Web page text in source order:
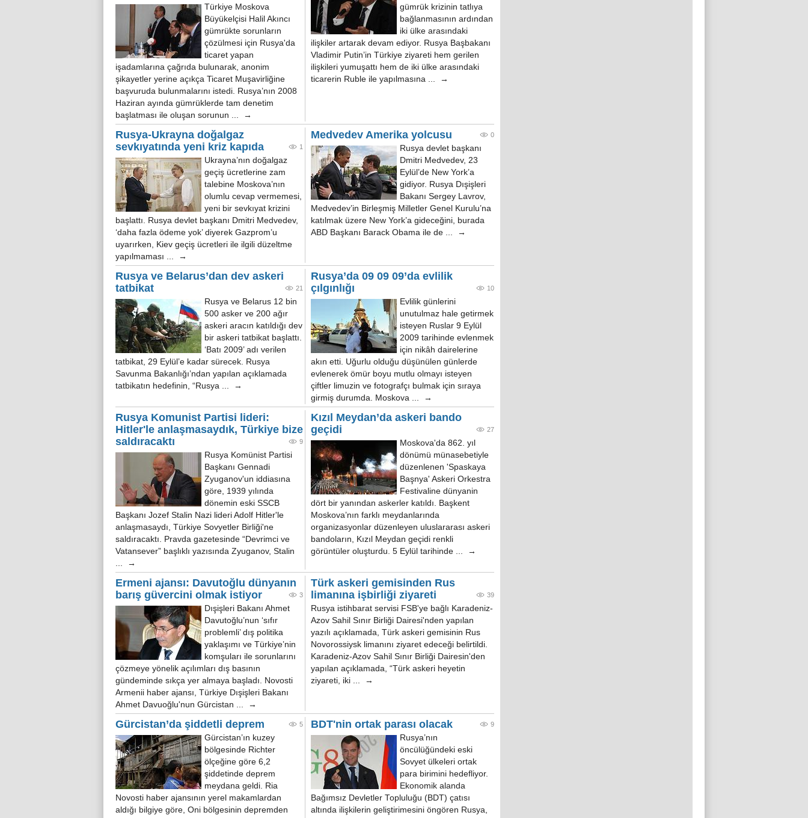
Türkiye Moskova
Büyükelçisi Halil Akıncı
gümrükte sorunların
çözülmesi için Rusya'da
ticaret yapan
işadamlarına çağrıda bulunarak, anonim
şikayetler yerine açıkça Ticaret Muşavirliğine
başvuruda bulunmalarını istedi. Rusya’nın 2008
Haziran ayında gümrüklerde tam denetim
başlatması ile oluşan sorunun ... →
gümrük krizinin tatlıya
bağlanmasının ardından
iki ülke arasındaki
ilişkiler artarak devam ediyor. Rusya Başbakanı
Vladimir Putin’in Türkiye ziyareti hem gerilen
ilişkileri yumuşattı hem de iki ülke arasındaki
ticarerin Ruble ile yapılmasına ... →
Rusya-Ukrayna doğalgaz
sevkıyatında yeni kriz kapıda
1
Ukrayna’nın doğalgaz
geçiş ücretlerine zam
talebine Moskova’nın
olumlu cevap vermemesi,
yeni bir sevkıyat krizini
başlattı. Rusya devlet başkanı Dmitri Medvedev,
‘daha fazla ödeme yok’ diyerek Gazprom’u
uyarırken, Kiev geçiş ücretleri ile ilgili düzeltme
yapılmaması ... →
Medvedev Amerika yolcusu 0
Rusya devlet başkanı
Dmitri Medvedev, 23
Eylül’de New York’a
gidiyor. Rusya Dışişleri
Bakanı Sergey Lavrov,
Medvedev’in Birleşmiş Milletler Genel Kurulu’na
katılmak üzere New York’a gideceğini, burada
ABD Başkanı Barack Obama ile de ... →
Rusya ve Belarus’dan dev askeri
tatbikat
21
Rusya ve Belarus 12 bin
500 asker ve 200 ağır
askeri aracın katıldığı dev
bir askeri tatbikat başlattı.
‘Batı 2009’ adı verilen
tatbikat, 29 Eylül’e kadar sürecek. Rusya
Savunma Bakanlığı’ndan yapılan açıklamada
tatbikatın hedefinin, “Rusya ... →
Rusya’da 09 09 09’da evlilik
çılgınlığı
10
Evlilik günlerini
unutulmaz hale getirmek
isteyen Ruslar 9 Eylül
2009 tarihinde evlenmek
için nikâh dairelerine
akın etti. Uğurlu olduğu düşünülen günlerde
evlenerek ömür boyu mutlu olmayı isteyen
çiftler limuzin ve fotografçı bulmak için sıraya
girmiş durumda. Moskova ... →
Rusya Komunist Partisi lideri:
Hitler'le anlaşmasaydık, Türkiye bize
saldıracaktı
9
Rusya Komünist Partisi
Başkanı Gennadi
Zyuganov'un iddiasına
göre, 1939 yılında
dönemin eski SSCB
Başkanı Jozef Stalin Nazi lideri Adolf Hitler'le
anlaşmasaydı, Türkiye Sovyetler Birliği'ne
saldıracaktı. Pravda gazetesinde “Devrimci ve
Vatansever” başlıklı yazısında Zyuganov, Stalin
... →
Kızıl Meydan’da askeri bando
geçidi
27
Moskova'da 862. yıl
dönümü münasebetiyle
düzenlenen 'Spaskaya
Başnya' Askeri Orkestra
Festivaline dünyanin
dört bir yanından askerler katıldı. Başkent
Moskova’nın farklı meydanlarında
organizasyonlar düzenleyen uluslararası askeri
bandoların, Kızıl Meydan geçidi renkli
görüntüler oluşturdu. 5 Eylül tarihinde ... →
Ermeni ajansı: Davutoğlu dünyanın
barış güvercini olmak istiyor
3
Dışişleri Bakanı Ahmet
Davutoğlu’nun ‘sıfır
problemli’ dış politika
yaklaşımı ve Türkiye’nin
komşuları ile sorunlarını
çözmeye yönelik açılımları dış basının
gündeminde sıkça yer almaya başladı. Novosti
Armenii haber ajansı, Türkiye Dışişleri Bakanı
Ahmet Davuoğlu'nun Gürcistan ... →
Türk askeri gemisinden Rus
limanına işbirliği ziyareti
39
Rusya istihbarat servisi FSB'ye bağlı Karadeniz-
Azov Sahil Sınır Birliği Dairesi'nden yapılan
yazılı açıklamada, Türk askeri gemisinin Rus
Novorossiysk limanını ziyaret edeceği belirtildi.
Karadeniz-Azov Sahil Sınır Birliği Dairesin'den
yapılan açıklamada, “Türk askeri heyetin
ziyareti, iki ... →
Gürcistan’da şiddetli deprem 5
Gürcistan’ın kuzey
bölgesinde Richter
ölçeğine göre 6,2
şiddetinde deprem
meydana geldi. Ria
Novosti haber ajansının yerel makamlardan
aldığı bilgiye göre, Oni bölgesinin depremden
BDT'nin ortak parası olacak 9
Rusya’nın
öncülüğündeki eski
Sovyet ülkeleri ortak
para birimini hedefliyor.
Ekonomik alanda
Bağımsız Devletler Topluluğu (BDT) çatısı
altında ilişkilerin geliştirimesini öngören Rusya,